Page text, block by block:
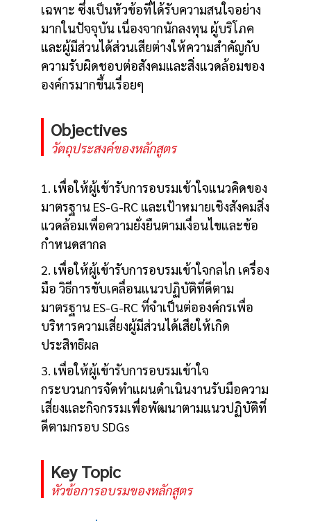
เฉพาะ ซึ่งเป็นหัวข้อที่ได้รับความสนใจอย่าง
มากในปัจจุบัน เนื่องจากนักลงทุน ผู้บริโภค
และผู้มีส่วนได้ส่วนเสียต่างให้ความสำคัญกับ
ความรับผิดชอบต่อสังคมและสิ่งแวดล้อมของ
องค์กรมากขึ้นเรื่อยๆ
Objectives
วัตถุประสงค์ของหลักสูตร
1. เพื่อให้ผู้เข้ารับการอบรมเข้าใจแนวคิดของ
มาตรฐาน ES-G-RC และเป้าหมายเชิงสังคมสิ่ง
แวดล้อมเพื่อความยั่งยืนตามเงื่อนไขและข้อ
กำหนดสากล
2. เพื่อให้ผู้เข้ารับการอบรมเข้าใจกลไก เครื่อง
มือ วิธีการขับเคลื่อนแนวปฏิบัติที่ดีตาม
มาตรฐาน ES-G-RC ที่จำเป็นต่อองค์กรเพื่อ
บริหารความเสี่ยงผู้มีส่วนได้เสียให้เกิด
ประสิทธิผล
3. เพื่อให้ผู้เข้ารับการอบรมเข้าใจ
กระบวนการจัดทำแผนดำเนินงานรับมือความ
เสี่ยงและกิจกรรมเพื่อพัฒนาตามแนวปฏิบัติที่
ดีตามกรอบ SDGs
Key Topic
หัวข้อการอบรมของหลักสูตร